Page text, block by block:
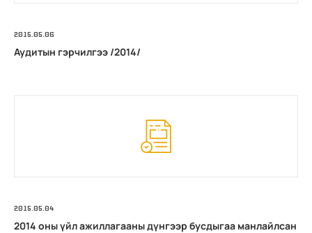
2015.05.06
Аудитын гэрчилгээ /2014/
2015.05.04
2014 оны үйл ажиллагааны дүнгээр бусдыгаа манлайлсан